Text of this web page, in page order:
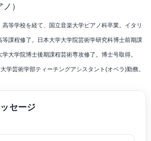
コンクール 弦楽器部門 一般の部A 第2位(第1位なし)、
クール 弦楽器部門 一般Aの部 第3位。
り奨学金を受け、それぞれ第33回、第37回草津夏期国
。
ノ）
高等学校を経て、国立音楽大学ピアノ科卒業。イタリ
等課程修了。日本大学大学院芸術学研究科博士前期課
大学院博士後期課程芸術専攻修了。博士号取得。
学芸術学部ティーチングアシスタント(オペラ)勤務。
コンクール(伊)Young Talent Competition第3位受賞、
2014年日・韓・中約94ヵ所で同日・同時刻開催の国際